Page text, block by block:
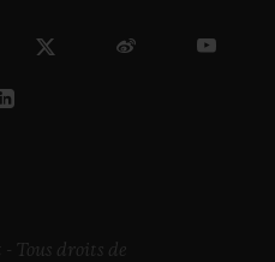
Tous droits de